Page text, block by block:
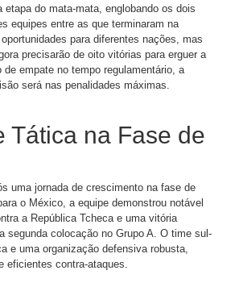
do mata-mata, englobando os dois
equipes entre as que terminaram na
para diferentes nações, mas
precisarão de oito vitórias para erguer a
empate no tempo regulamentário, a
será nas penalidades máximas.
Tática na Fase de
uma jornada de crescimento na fase de
o México, a equipe demonstrou notável
a República Tcheca e uma vitória
segunda colocação no Grupo A. O time sul-
e uma organização defensiva robusta,
eficientes contra-ataques.